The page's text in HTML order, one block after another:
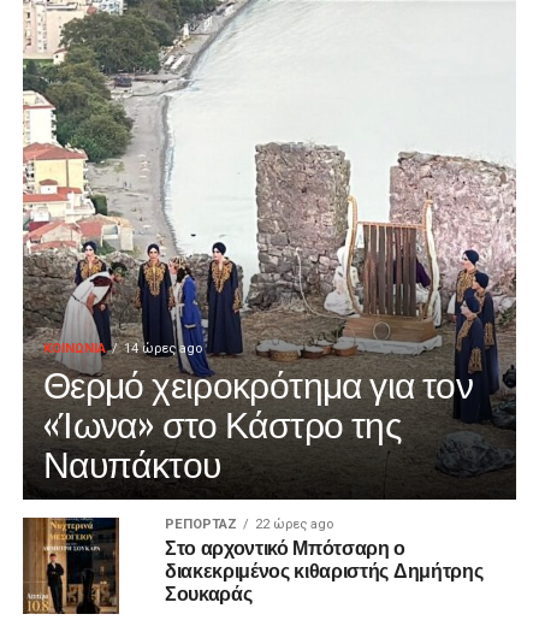
ΚΟΙΝΩΝΙΑ 14 ώρες ago
Θερμό χειροκρότημα για τον
«Ίωνα» στο Κάστρο της
Ναυπάκτου
ΡΕΠΟΡΤΑΖ 22 ώρες ago
Στο αρχοντικό Μπότσαρη ο
διακεκριμένος κιθαριστής Δημήτρης
Σουκαράς